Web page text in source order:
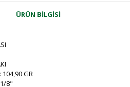
ÜRÜN BILGISI
104,90 GR
1/8"